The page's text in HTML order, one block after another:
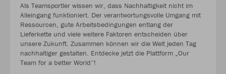
Als Teamsportler wissen wir, dass Nachhaltigkeit nicht im
Alleingang funktioniert. Der verantwortungsvolle Umgang mit
Ressourcen, gute Arbeitsbedingungen entlang der
Lieferkette und viele weitere Faktoren entscheiden über
unsere Zukunft. Zusammen können wir die Welt jeden Tag
nachhaltiger gestalten. Entdecke jetzt die Plattform „Our
Team for a better World“!